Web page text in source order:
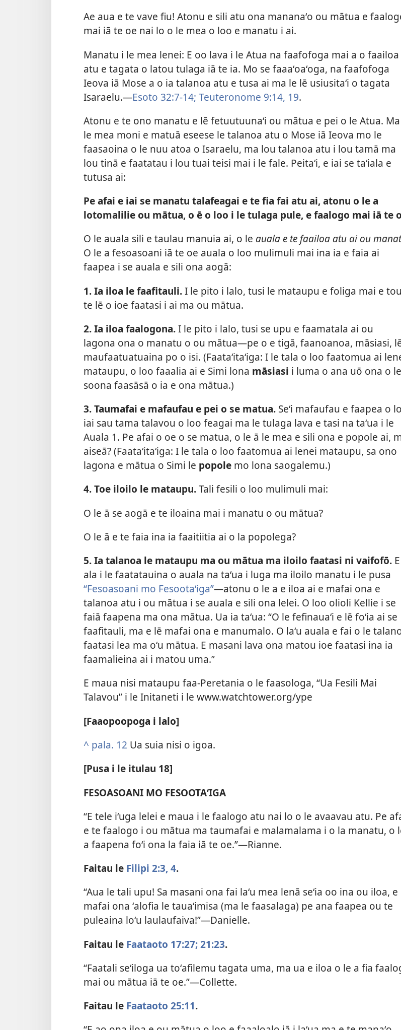
Ae aua e te vave fiu! Atonu e sili atu ona mananaʻo ou mātua e
mai iā te oe nai lo o le mea o loo e manatu i ai.
Manatu i le mea lenei: E oo lava i le Atua na faafofoga mai a o faailoa
atu e tagata o latou tulaga iā te ia. Mo se faaaʻoaʻoga, na faafofoga
Ieova iā Mose a o ia talanoa atu e tusa ai ma le lē usiusitaʻi o tagata
Isaraelu.—Esoto 32:7-14; Teuteronome 9:14, 19.
Atonu e te ono manatu e lē fetuutuunaʻi ou mātua e pei o le Atua.
le mea moni e matuā eseese le talanoa atu o Mose iā Ieova mo le
faasaoina o le nuu atoa o Isaraelu, ma lou talanoa atu i lou tamā ma
lou tinā e faatatau i lou tuai teisi mai i le fale. Peitaʻi, e iai se taʻiala e
tutusa ai:
Pe afai e iai se manatu talafeagai e te fia fai atu ai, atonu o le a
lotomalilie ou mātua, o ē o loo i le tulaga pule, e faalogo mai iā te
O le auala sili e taulau manuia ai, o le auala e te faailoa atu ai ou
O le a fesoasoani iā te oe auala o loo mulimuli mai ina ia e faia ai
faapea i se auala e sili ona aogā:
1. Ia iloa le faafitauli.I le pito i lalo, tusi le mataupu e foliga mai e tou
te lē o ioe faatasi i ai ma ou mātua.
2. Ia iloa faalogona.I le pito i lalo, tusi se upu e faamatala ai ou
lagona ona o manatu o ou mātua—pe o e tigā, faanoanoa, māsiasi,
maufaatuatuaina po o isi. (Faataʻitaʻiga: I le tala o loo faatomua ai
mataupu, o loo faaalia ai e Simi lona māsiasi i luma o ana uō ona o le
soona faasāsā o ia e ona mātua.)
3. Taumafai e mafaufau e pei o se matua. Seʻi mafaufau e faapea o
iai sau tama talavou o loo feagai ma le tulaga lava e tasi na taʻua i le
Auala 1. Pe afai o oe o se matua, o le ā le mea e sili ona e popole ai,
aiseā? (Faataʻitaʻiga: I le tala o loo faatomua ai lenei mataupu, sa ono
lagona e mātua o Simi le popole mo lona saogalemu.)
4. Toe iloilo le mataupu.Tali fesili o loo mulimuli mai:
O le ā se aogā e te iloaina mai i manatu o ou mātua?
O le ā e te faia ina ia faaitiitia ai o la popolega?
5. Ia talanoa le mataupu ma ou mātua ma iloilo faatasi ni vaifofō. E
ala i le faatatauina o auala na taʻua i luga ma iloilo manatu i le pusa
“Fesoasoani mo Fesootaʻiga”—atonu o le a e iloa ai e mafai ona e
talanoa atu i ou mātua i se auala e sili ona lelei. O loo olioli Kellie i se
faiā faapena ma ona mātua. Ua ia taʻua: “O le fefinauaʻi e lē foʻia ai se
faafitauli, ma e lē mafai ona e manumalo. O laʻu auala e fai o le
faatasi lea ma oʻu mātua. E masani lava ona matou ioe faatasi ina ia
faamalieina ai i matou uma.”
E maua nisi mataupu faa-Peretania o le faasologa, “Ua Fesili Mai
Talavou” i le Initaneti i le www.watchtower.org/ype
[Faaopoopoga i lalo]
^ pala. 12 Ua suia nisi o igoa.
[Pusa i le itulau 18]
FESOASOANI MO FESOOTAʻIGA
“E tele iʻuga lelei e maua i le faalogo atu nai lo o le avaavau atu. Pe
e te faalogo i ou mātua ma taumafai e malamalama i o la manatu, o
a faapena foʻi ona la faia iā te oe.”—Rianne.
Faitau le Filipi 2:3, 4.
“Aua le tali upu! Sa masani ona fai laʻu mea lenā seʻia oo ina ou iloa, e
mafai ona ʻalofia le tauaʻimisa (ma le faasalaga) pe ana faapea ou te
puleaina loʻu laulaufaiva!”—Danielle.
Faitau le Faataoto 17:27;21:23.
“Faatali seʻiloga ua toʻafilemu tagata uma, ma ua e iloa o le a fia
mai ou mātua iā te oe.”—Collette.
Faitau le Faataoto 25:11.